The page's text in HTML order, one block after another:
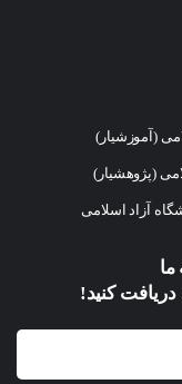
(آموزشیار)
(پژوهشیار)
آزاد اسلامی
ما
دریافت کنید!